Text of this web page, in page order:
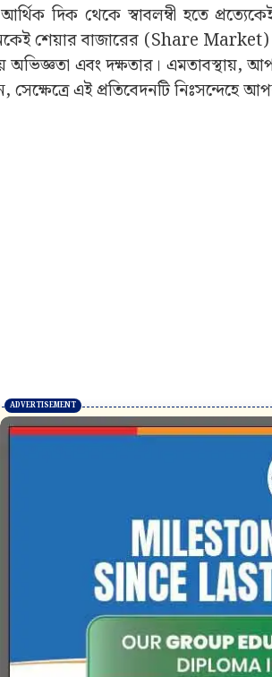
আর্থিক দিক থেকে স্বাবলম্বী হতে
শেয়ার বাজারের (Share
অভিজ্ঞতা এবং দক্ষতার। এমতাবস্থায়,
সেক্ষেত্রে এই প্রতিবেদনটি নিঃসন্দেহে